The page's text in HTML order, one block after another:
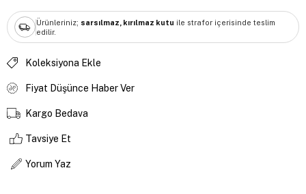
Ürünleriniz; sarsılmaz, kırılmaz kutu ile strafor içerisinde teslim
edilir.
Koleksiyona Ekle
Fiyat Düşünce Haber Ver
Kargo Bedava
Tavsiye Et
Yorum Yaz